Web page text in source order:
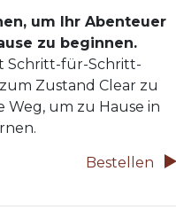
um Ihr Abenteuer
zu beginnen.
Schritt-für-Schritt-
Zustand Clear zu
Weg, um zu Hause in
Bestellen